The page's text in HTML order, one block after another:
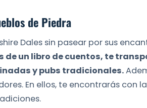
de Piedra
Dales sin pasear por sus
de un libro de cuentos, te
y pubs tradicionales.
En ellos, te encontrarás con